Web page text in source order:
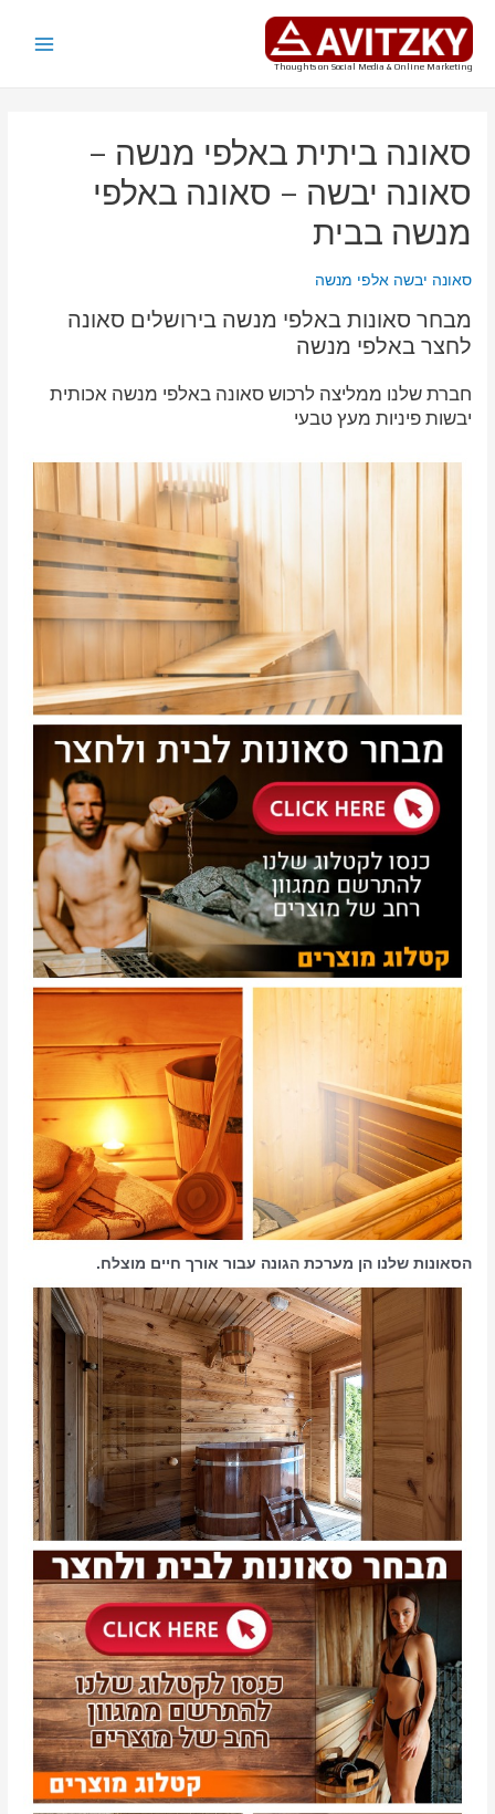
דילוג
לתוכן
Thoughts on Social Media & Online Marketing
סאונה ביתית באלפי מנשה –
סאונה יבשה – סאונה באלפי
מנשה בבית
סאונה יבשה אלפי מנשה
מבחר סאונות באלפי מנשה בירושלים סאונה
לחצר באלפי מנשה
חברת שלנו ממליצה לרכוש סאונה באלפי מנשה אכותית
יבשות פיניות מעץ טבעי
הסאונות שלנו הן מערכת הגונה עבור אורך חיים מוצלח.